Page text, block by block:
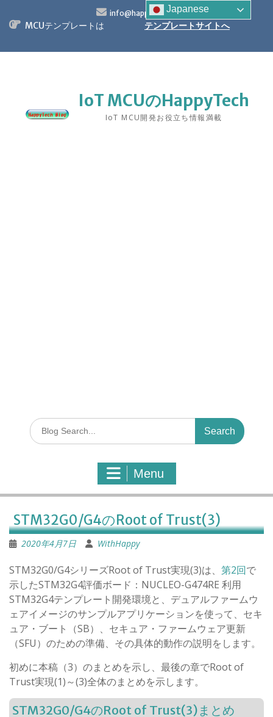
info@happytech.jp
MCUテンプレートは テンプレートサイトへ
IoT MCUのHappyTech
IoT MCU開発お役立ち情報満載
S
e
o
r
:
Menu
STM32G0/G4のRoot of Trust(3)
2020年4月7日 WithHappy
STM32G0/G4シリーズRoot of Trust実現(3)は、 第2回で
示したSTM32G4評価ボード：NUCLEO-G474RE 利用
STM32G4テンプレート開発環境と、デュアルファームウ
ェアイメージのサンプルアプリケーションを使って、セキ
ュア・ブート（SB）、セキュア・ファームウェア更新
（SFU）のための準備、その具体的動作の説明をします。
初めに本稿（3）のまとめを示し、最後の章でRoot of
Trust実現(1)～(3)全体のまとめを示します。
STM32G0/G4のRoot of Trust(3)まとめ
Japanese